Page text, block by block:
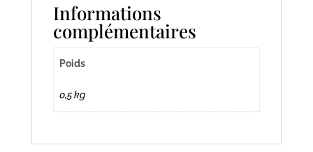
Informations
complémentaires
Poids
0,5 kg